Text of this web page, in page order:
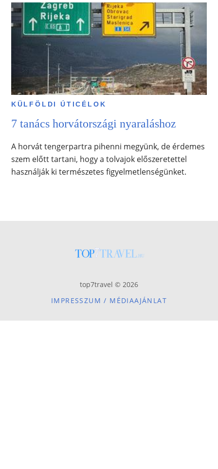
KÜLFÖLDI ÚTICÉLOK
7 tanács horvátországi nyaraláshoz
A horvát tengerpartra pihenni megyünk, de érdemes
szem előtt tartani, hogy a tolvajok előszeretettel
használják ki természetes figyelmetlenségünket.
top7travel © 2026
IMPRESSZUM / MÉDIAAJÁNLAT